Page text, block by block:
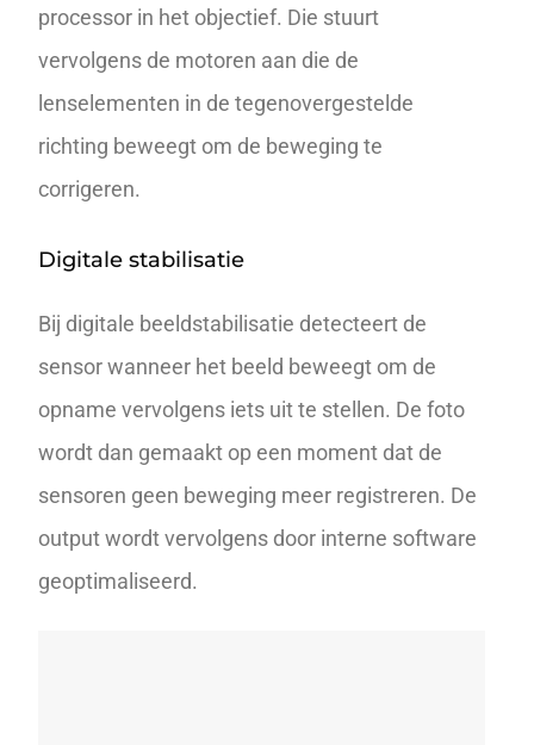
processor in het objectief. Die stuurt
vervolgens de motoren aan die de
lenselementen in de tegenovergestelde
richting beweegt om de beweging te
corrigeren.
Digitale stabilisatie
Bij digitale beeldstabilisatie detecteert de
sensor wanneer het beeld beweegt om de
opname vervolgens iets uit te stellen. De foto
wordt dan gemaakt op een moment dat de
sensoren geen beweging meer registreren. De
output wordt vervolgens door interne software
geoptimaliseerd.